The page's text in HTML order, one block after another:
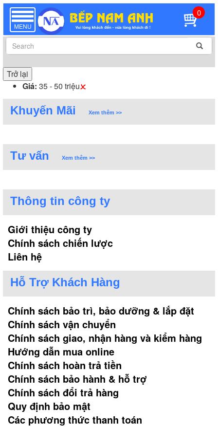
TOGGLE
NAVIGATION
MENU
0
Trở lại
Giá: 35 - 50 triệu
Khuyến Mãi Xem thêm >>
Tư vấn Xem thêm >>
Thông tin công ty
Giới thiệu công ty
Chính sách chiến lược
Liên hệ
Hỗ Trợ Khách Hàng
Chính sách bảo trì, bảo dưỡng & lắp đặt
Chính sách vận chuyển
Chính sách giao, nhận hàng và kiểm hàng
Hướng dẫn mua online
Chính sách hoàn trả tiền
Chính sách bảo hành & hỗ trợ
Chính sách đổi trả hàng
Quy định bảo mật
Các phương thức thanh toán